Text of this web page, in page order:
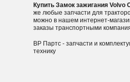
Купить Замок зажигания Volvo
же любые запчасти для
можно в нашем интернет-
заказы транспортными
ВР Партс - запчасти и
технику